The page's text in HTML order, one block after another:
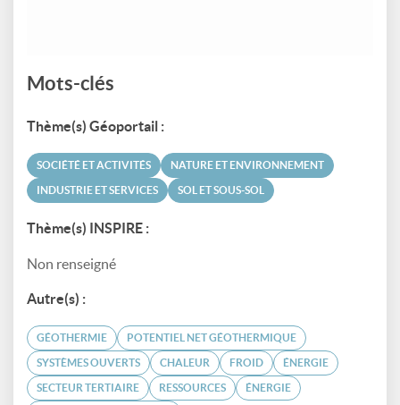
Mots-clés
Thème(s) Géoportail :
SOCIÉTÉ ET ACTIVITÉS NATURE ET ENVIRONNEMENT
INDUSTRIE ET SERVICES SOL ET SOUS-SOL
Thème(s) INSPIRE :
Non renseigné
Autre(s) :
GÉOTHERMIE POTENTIEL NET GÉOTHERMIQUE
SYSTÈMES OUVERTS CHALEUR FROID ÉNERGIE
SECTEUR TERTIAIRE RESSOURCES ÉNERGIE